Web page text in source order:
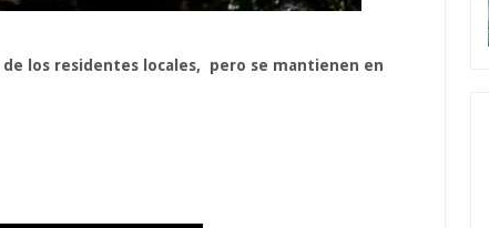
de los residentes locales, pero se mantienen en